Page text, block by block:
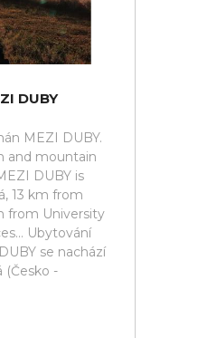
DUBY
MEZI DUBY.
and mountain
DUBY is
13 km from
from University
Ubytování
se nachází
(Česko -